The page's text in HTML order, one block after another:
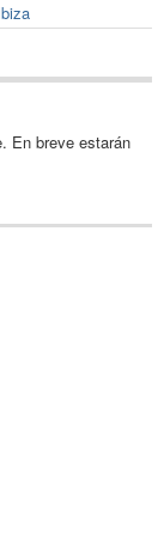
En breve estarán